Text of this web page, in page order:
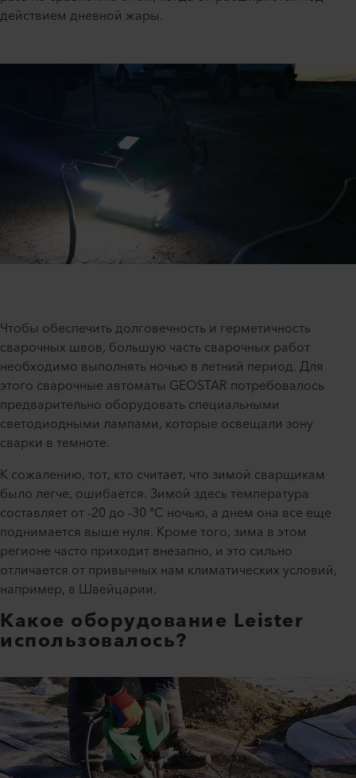
действием дневной жары.
Чтобы обеспечить долговечность и герметичность
сварочных швов, большую часть сварочных работ
необходимо выполнять ночью в летний период. Для
этого сварочные автоматы GEOSTAR потребовалось
предварительно оборудовать специальными
светодиодными лампами, которые освещали зону
сварки в темноте.
К сожалению, тот, кто считает, что зимой сварщикам
было легче, ошибается. Зимой здесь температура
составляет от -20 до -30 °C ночью, а днем она все еще
поднимается выше нуля. Кроме того, зима в этом
регионе часто приходит внезапно, и это сильно
отличается от привычных нам климатических условий,
например, в Швейцарии.
Какое оборудование Leister
использовалось?